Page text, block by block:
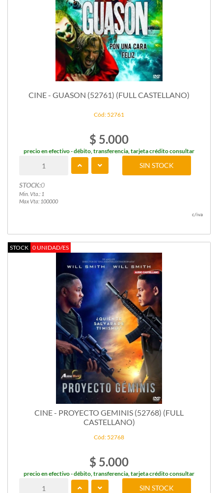
CINE - GUASON (52761) (FULL CASTELLANO)
Cód: 52761
$ 5.000
precio en efectivo - débito, transferencia, tarjeta crédito consultar
STOCK:0
Min. Vta.: 1
Max Vta: 100000
SIN STOCK
c/iva
STOCK 0 UNIDAD/ES
CINE - PROYECTO GEMINIS (52768) (FULL
CASTELLANO)
Cód: 52768
$ 5.000
precio en efectivo - débito, transferencia, tarjeta crédito consultar
SIN STOCK